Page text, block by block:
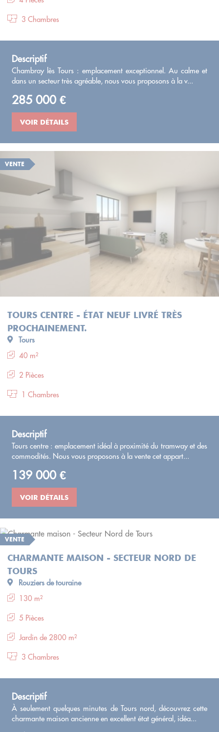
3 Chambres
Descriptif
Chambray lès Tours : emplacement exceptionnel. Au calme et
dans un secteur très agréable, nous vous proposons à la v...
285 000 €
VOIR DÉTAILS
VENTE
TOURS CENTRE - ÉTAT NEUF LIVRÉ TRÈS
PROCHAINEMENT.
Tours
40 m²
2 Pièces
1 Chambres
Descriptif
Tours centre : emplacement idéal à proximité du tramway et des
commodités. Nous vous proposons à la vente cet appart...
139 000 €
VOIR DÉTAILS
VENTE
CHARMANTE MAISON - SECTEUR NORD DE
TOURS
Rouziers de touraine
130 m²
5 Pièces
Jardin de 2800 m²
3 Chambres
Descriptif
À seulement quelques minutes de Tours nord, découvrez cette
charmante maison ancienne en excellent état général, idéa...